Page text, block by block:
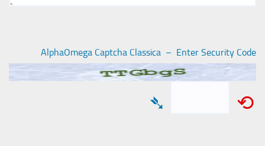
AlphaOmega Captcha Classica – Enter Security Code
⟲
➴